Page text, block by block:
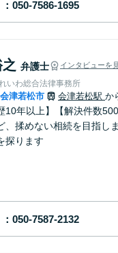
弁護士 インタビューを
いわ総合法律事務所
会津若松市 会津若松駅 か
10年以上】【解決件数
、揉めない相続を目指し
探ります